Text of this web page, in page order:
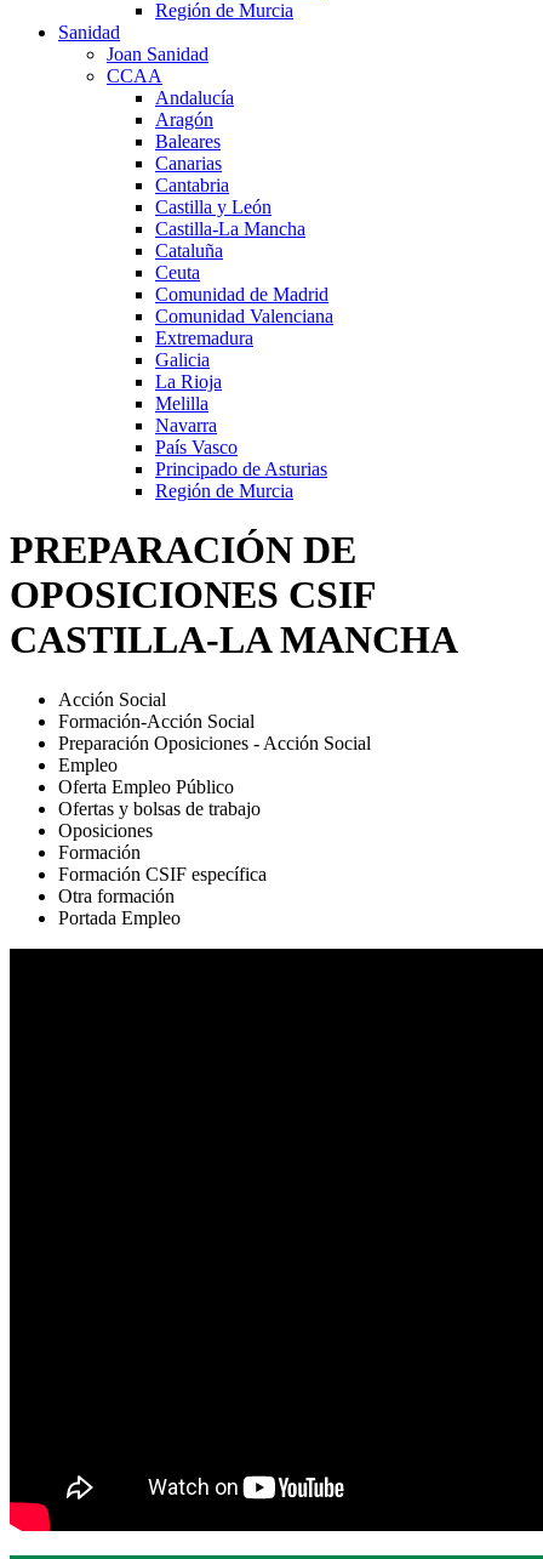
Región de Murcia
Sanidad
Joan Sanidad
CCAA
Andalucía
Aragón
Baleares
Canarias
Cantabria
Castilla y León
Castilla-La Mancha
Cataluña
Ceuta
Comunidad de Madrid
Comunidad Valenciana
Extremadura
Galicia
La Rioja
Melilla
Navarra
País Vasco
Principado de Asturias
Región de Murcia
PREPARACIÓN DE
OPOSICIONES CSIF
CASTILLA-LA MANCHA
Acción Social
Formación-Acción Social
Preparación Oposiciones - Acción Social
Empleo
Oferta Empleo Público
Ofertas y bolsas de trabajo
Oposiciones
Formación
Formación CSIF específica
Otra formación
Portada Empleo